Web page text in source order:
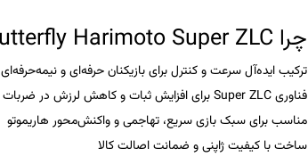
چرا Butterfly Harimoto Super ZLC؟
ترکیب ایده‌آل سرعت و کنترل برای بازیکنان حرفه‌ای و نیمه‌حرفه‌ای
فناوری Super ZLC برای افزایش ثبات و کاهش لرزش در ضربات
مناسب برای سبک بازی سریع، تهاجمی و واکنش‌محور هاریموتو
ساخت با کیفیت ژاپنی و ضمانت اصالت کالا